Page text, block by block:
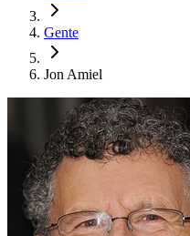
Gente
Jon Amiel